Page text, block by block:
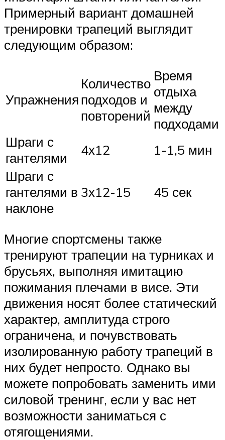
Примерный вариант домашней
тренировки трапеций выглядит
следующим образом:
Упражнения
Количество
подходов и
повторений
Время
отдыха
между
подходами
Шраги с
гантелями
4х12
1-1,5 мин
Шраги с
гантелями в
наклоне
3х12-15 45 сек
Многие спортсмены также
тренируют трапеции на турниках и
брусьях, выполняя имитацию
пожимания плечами в висе. Эти
движения носят более статический
характер, амплитуда строго
ограничена, и почувствовать
изолированную работу трапеций в
них будет непросто. Однако вы
можете попробовать заменить ими
силовой тренинг, если у вас нет
возможности заниматься с
отягощениями.